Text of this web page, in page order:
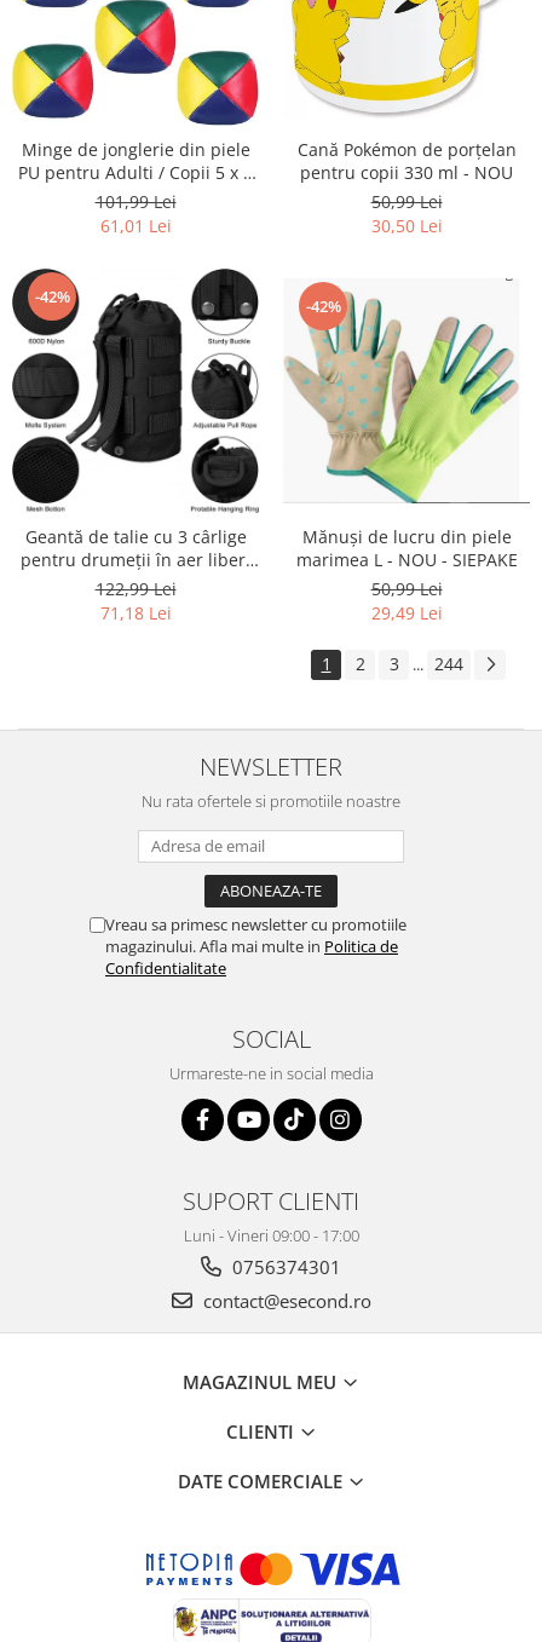
Minge de jonglerie din piele
PU pentru Adulti / Copii 5 x 5
cm - NOU
101,99 Lei
61,01 Lei
Cană Pokémon de porțelan
pentru copii 330 ml - NOU
50,99 Lei
30,50 Lei
-42%
Geantă de talie cu 3 cârlige
pentru drumeții în aer liber,
vânătoare, camping,
antrenament - RESIGILAT -
122,99 Lei
71,18 Lei
-42%
Mănuși de lucru din piele
marimea L - NOU - SIEPAKE
50,99 Lei
29,49 Lei
1 2 3 ... 244
NEWSLETTER
Nu rata ofertele si promotiile noastre
Vreau sa primesc newsletter cu promotiile
magazinului. Afla mai multe in Politica de
Confidentialitate
SOCIAL
Urmareste-ne in social media
SUPORT CLIENTI
Luni - Vineri 09:00 - 17:00
0756374301
contact@esecond.ro
MAGAZINUL MEU
CLIENTI
DATE COMERCIALE